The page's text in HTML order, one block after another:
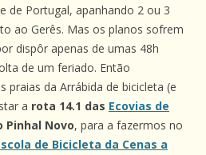
de Portugal, apanhando 2 ou 3
ao Gerês. Mas os planos sofrem
dispôr apenas de umas 48h
de um feriado. Então
praias da Arrábida de bicicleta (e
a rota 14.1 das Ecovias de
Pinhal Novo, para a fazermos no
de Bicicleta da Cenas a